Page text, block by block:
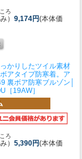
ろ
） 9,174円(本体価
かりしたツイル素材
アタイプ防寒着。 ア
裏ボア防寒ブルゾン│
［19AW］
ろ
） 5,390円(本体価